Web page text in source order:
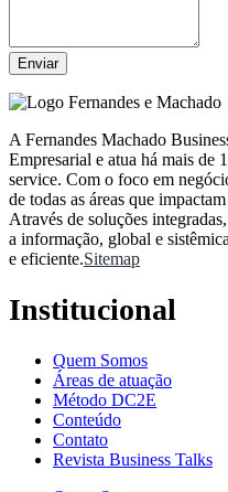
Enviar
A Fernandes Machado
Empresarial e atua há mais de
service. Com o foco em
de todas as áreas que
Através de soluções
a informação, global e
e eficiente.Sitemap
Institucional
Quem Somos
Áreas de atuação
Método DC2E
Conteúdo
Contato
Revista Business Talks